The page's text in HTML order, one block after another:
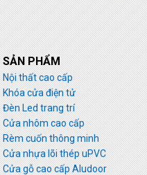
SẢN PHẨM
Nội thất cao cấp
Khóa cửa điện tử
Đèn Led trang trí
Cửa nhôm cao cấp
Rèm cuốn thông minh
Cửa nhựa lõi thép uPVC
Cửa gỗ cao cấp Aludoor